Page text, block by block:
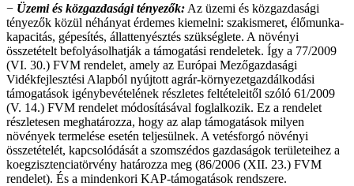
− Üzemi és közgazdasági tényezők: Az üzemi és közgazdasági
tényezők közül néhányat érdemes kiemelni: szakismeret, élőmunka-
kapacitás, gépesítés, állattenyésztés szükséglete. A növényi
összetételt befolyásolhatják a támogatási rendeletek. Így a 77/2009
(VI. 30.) FVM rendelet, amely az Európai Mezőgazdasági
Vidékfejlesztési Alapból nyújtott agrár-környezetgazdálkodási
támogatások igénybevételének részletes feltételeitől szóló 61/2009
(V. 14.) FVM rendelet módosításával foglalkozik. Ez a rendelet
részletesen meghatározza, hogy az alap támogatások milyen
növények termelése esetén teljesülnek. A vetésforgó növényi
összetételét, kapcsolódását a szomszédos gazdaságok területeihez a
koegzisztenciatörvény határozza meg (86/2006 (XII. 23.) FVM
rendelet). És a mindenkori KAP-támogatások rendszere.